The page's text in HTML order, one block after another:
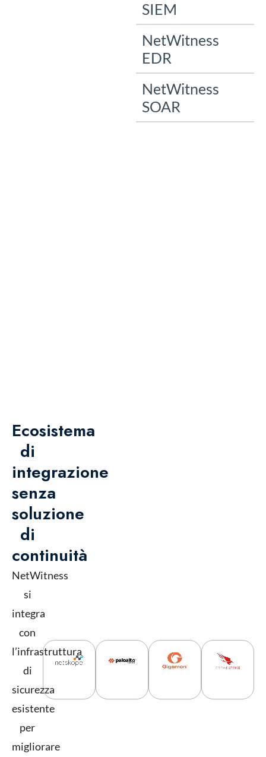
SIEM
NetWitness
EDR
NetWitness
SOAR
Ecosistema
di
integrazione
senza
soluzione
di
continuità
NetWitness
si
integra
con
l’infrastruttura
di
sicurezza
esistente
per
migliorare